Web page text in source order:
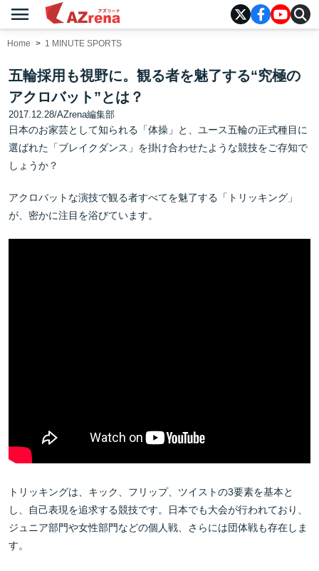
menu
Home 1 MINUTE SPORTS
五輪採用も視野に。観る者を魅了する“究極の
アクロバット”とは？
2017.12.28/AZrena編集部
日本のお家芸として知られる「体操」と、ユース五輪の正式種目に
選ばれた「ブレイクダンス」を掛け合わせたような競技をご存知で
しょうか？
アクロバットな演技で観る者すべてを魅了する「トリッキング」
が、密かに注目を浴びています。
トリッキングは、キック、フリップ、ツイストの3要素を基本と
し、自己表現を追求する競技です。日本でも大会が行われており、
ジュニア部門や女性部門などの個人戦、さらには団体戦も存在しま
す。